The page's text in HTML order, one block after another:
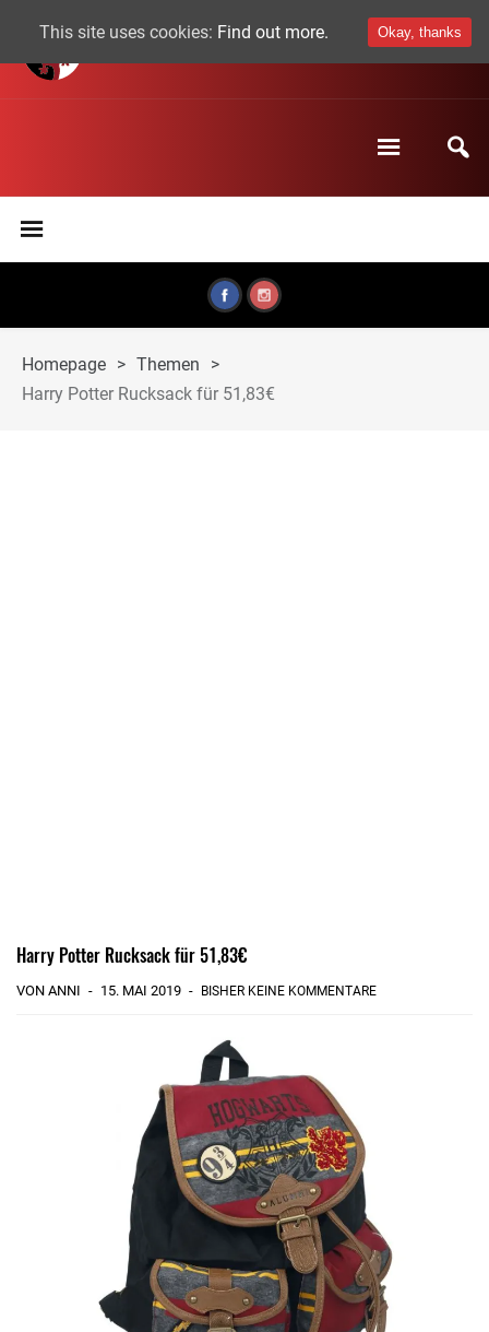
Homepage > Themen
>
Harry Potter Rucksack für 51,83€
Harry Potter Rucksack für 51,83€
VON ANNI 15. MAI 2019 BISHER KEINE KOMMENTARE
This site uses cookies: Find out more. Okay, thanks